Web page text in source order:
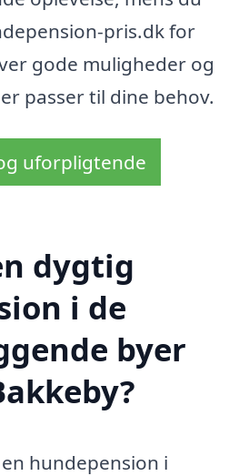
pris.dk for
gode muligheder og
passer til dine behov.
uforpligtende
dygtig
i de
byer
hundepension i